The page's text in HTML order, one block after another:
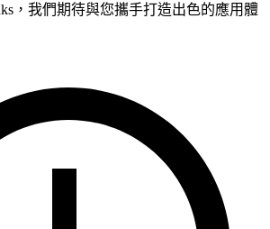
，我們期待與您攜手打造出色的應用體